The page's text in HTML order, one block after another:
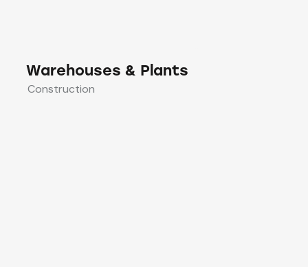
Warehouses & Plants
Construction